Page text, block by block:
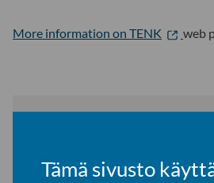
Tämä sivusto
More information on TENK web
10.6.2026–11.6.2026